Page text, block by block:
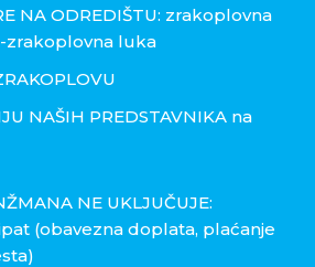
NA ODREDIŠTU: zrakoplovna
luka
NAŠIH PREDSTAVNIKA na
NE UKLJUČUJE:
(obavezna doplata, plaćanje